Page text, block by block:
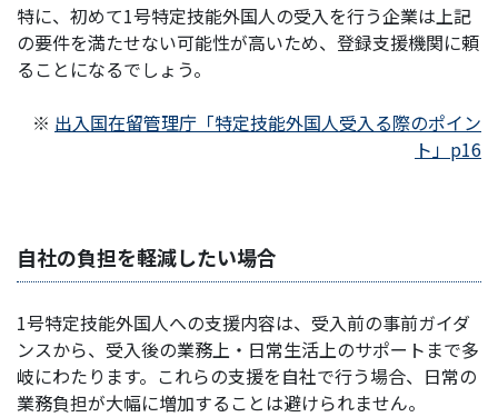
特に、初めて1号特定技能外国人の受入を行う企業は上記
の要件を満たせない可能性が高いため、登録支援機関に頼
ることになるでしょう。
※ 出入国在留管理庁「特定技能外国人受入る際のポイン
ト」p16
自社の負担を軽減したい場合
1号特定技能外国人への支援内容は、受入前の事前ガイダ
ンスから、受入後の業務上・日常生活上のサポートまで多
岐にわたります。これらの支援を自社で行う場合、日常の
業務負担が大幅に増加することは避けられません。